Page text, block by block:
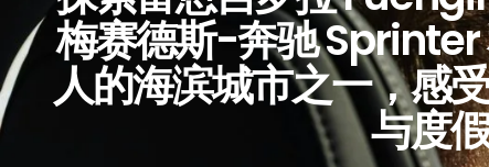
梅赛德斯-奔驰 Sprinter
人的海滨城市之一，感
与度